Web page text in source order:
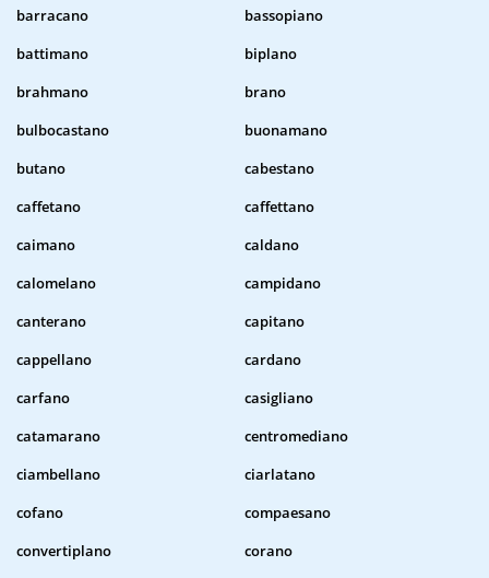
barracano
bassopiano
battimano
biplano
brahmano
brano
bulbocastano
buonamano
butano
cabestano
caffetano
caffettano
caimano
caldano
calomelano
campidano
canterano
capitano
cappellano
cardano
carfano
casigliano
catamarano
centromediano
ciambellano
ciarlatano
cofano
compaesano
convertiplano
corano